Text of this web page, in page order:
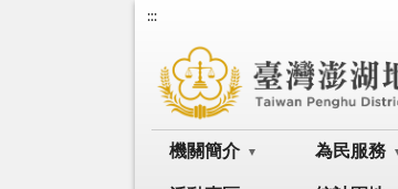
:::
機關簡介 為民服務